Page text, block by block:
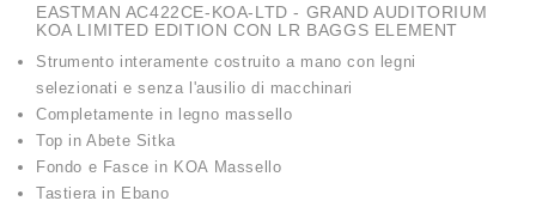
EASTMAN AC422CE-KOA-LTD - GRAND AUDITORIUM
KOA LIMITED EDITION CON LR BAGGS ELEMENT
Strumento interamente costruito a mano con legni
selezionati e senza l'ausilio di macchinari
Completamente in legno massello
Top in Abete Sitka
Fondo e Fasce in KOA Massello
Tastiera in Ebano